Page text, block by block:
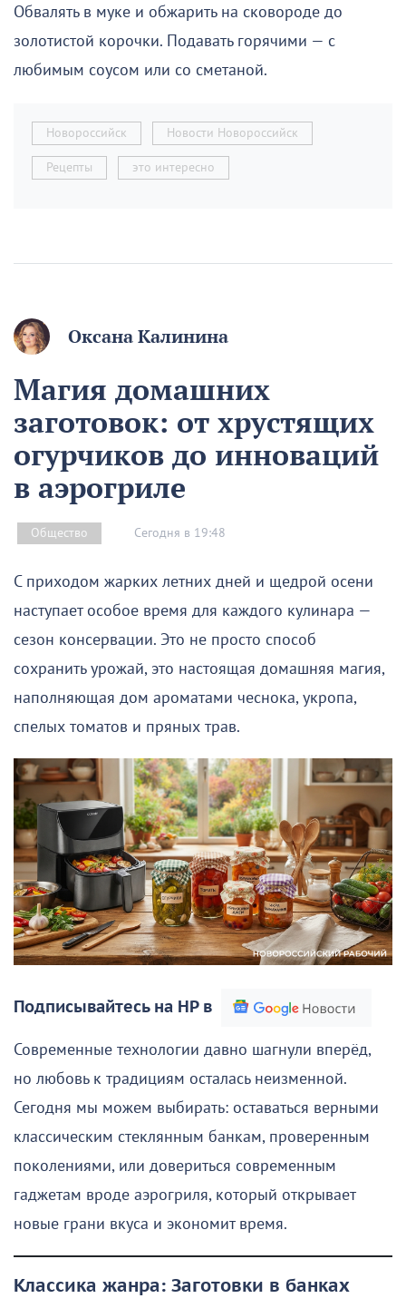
Обвалять в муке и обжарить на сковороде до
золотистой корочки. Подавать горячими — с
любимым соусом или со сметаной.
Новороссийск Новости Новороссийск
Рецепты это интересно
Оксана Калинина
Магия домашних
заготовок: от хрустящих
огурчиков до инноваций
в аэрогриле
Общество Сегодня в 19:48
С приходом жарких летних дней и щедрой осени
наступает особое время для каждого кулинара —
сезон консервации. Это не просто способ
сохранить урожай, это настоящая домашняя магия,
наполняющая дом ароматами чеснока, укропа,
спелых томатов и пряных трав.
Подписывайтесь на НР в
Современные технологии давно шагнули вперёд,
но любовь к традициям осталась неизменной.
Сегодня мы можем выбирать: оставаться верными
классическим стеклянным банкам, проверенным
поколениями, или довериться современным
гаджетам вроде аэрогриля, который открывает
новые грани вкуса и экономит время.
Классика жанра: Заготовки в банках